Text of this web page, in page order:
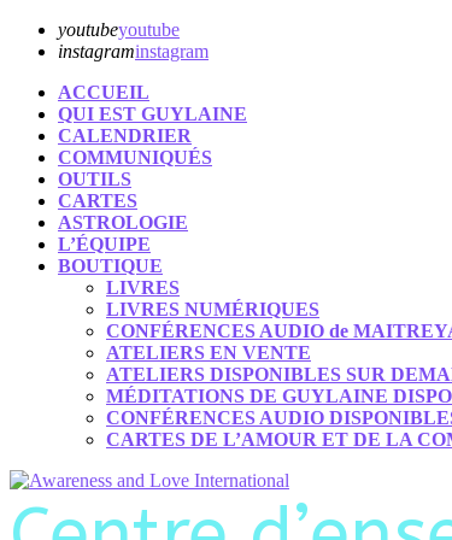
youtubeyoutube
instagraminstagram
ACCUEIL
QUI EST GUYLAINE
CALENDRIER
COMMUNIQUÉS
OUTILS
CARTES
ASTROLOGIE
L’ÉQUIPE
BOUTIQUE
LIVRES
LIVRES NUMÉRIQUES
CONFÉRENCES AUDIO de
ATELIERS EN VENTE
ATELIERS DISPONIBLES SUR
MÉDITATIONS DE GUYLAINE
CONFÉRENCES AUDIO
CARTES DE L’AMOUR ET DE LA